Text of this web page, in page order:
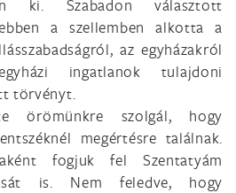
ki. Szabadon választott
a szellemben alkotta a
az egyházakról
ingatlanok tulajdoni
törvényt.
örömünkre szolgál, hogy
megértésre találnak.
fogjuk fel Szentatyám
is. Nem feledve, hogy